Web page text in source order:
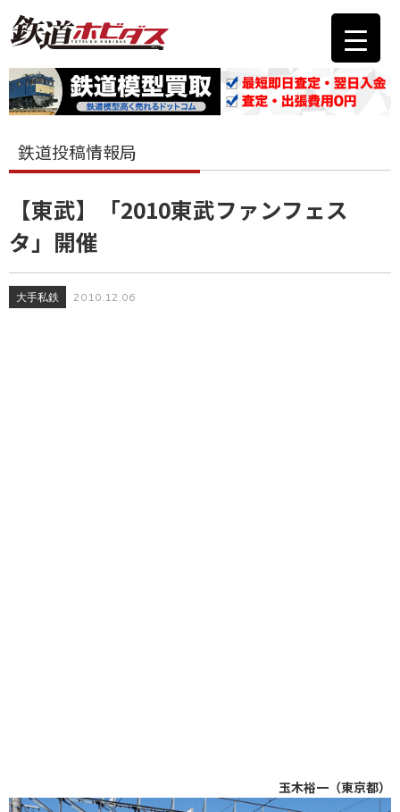
鉄道投稿情報局
【東武】「2010東武ファンフェス
タ」開催
大手私鉄 2010.12.06
玉木裕一（東京都）